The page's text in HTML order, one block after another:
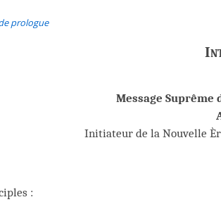
prologue
Message Suprême
Initiateur de la Nouvelle
: